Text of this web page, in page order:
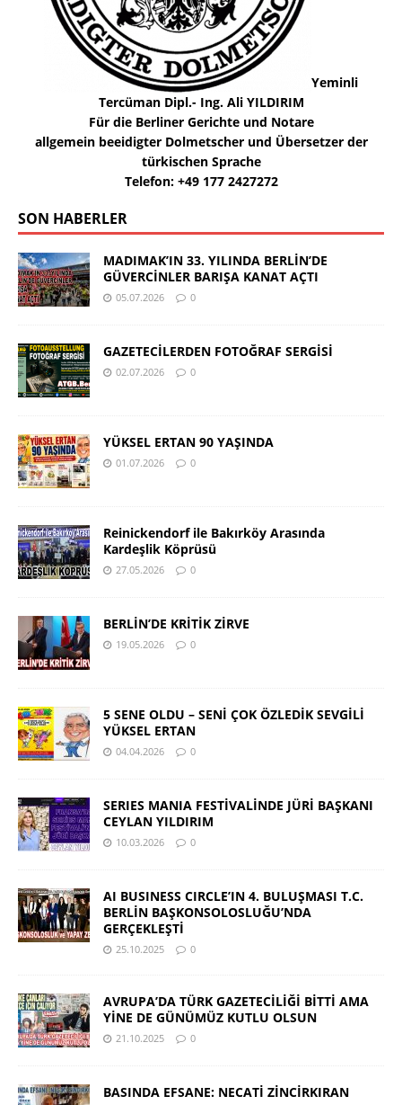
Yeminli
Tercüman Dipl.- Ing. Ali YILDIRIM
Für die Berliner Gerichte und Notare
allgemein beeidigter Dolmetscher und Übersetzer der
türkischen Sprache
Telefon: +49 177 2427272
SON HABERLER
MADIMAK’IN 33. YILINDA BERLİN’DE
GÜVERCİNLER BARIŞA KANAT AÇTI
05.07.2026 0
GAZETECİLERDEN FOTOĞRAF SERGİSİ
02.07.2026 0
YÜKSEL ERTAN 90 YAŞINDA
01.07.2026 0
Reinickendorf ile Bakırköy Arasında
Kardeşlik Köprüsü
27.05.2026 0
BERLİN’DE KRİTİK ZİRVE
19.05.2026 0
5 SENE OLDU – SENİ ÇOK ÖZLEDİK SEVGİLİ
YÜKSEL ERTAN
04.04.2026 0
SERIES MANIA FESTİVALİNDE JÜRİ BAŞKANI
CEYLAN YILDIRIM
10.03.2026 0
AI BUSINESS CIRCLE’IN 4. BULUŞMASI T.C.
BERLİN BAŞKONSOLOSLUĞU’NDA
GERÇEKLEŞTİ
25.10.2025 0
AVRUPA’DA TÜRK GAZETECİLİĞİ BİTTİ AMA
YİNE DE GÜNÜMÜZ KUTLU OLSUN
21.10.2025 0
BASINDA EFSANE: NECATİ ZİNCİRKIRAN